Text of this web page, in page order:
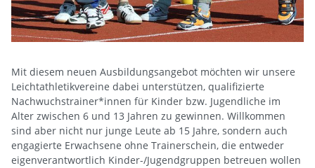
Mit diesem neuen Ausbildungsangebot möchten wir unsere
Leichtathletikvereine dabei unterstützen, qualifizierte
Nachwuchstrainer*innen für Kinder bzw. Jugendliche im
Alter zwischen 6 und 13 Jahren zu gewinnen. Willkommen
sind aber nicht nur junge Leute ab 15 Jahre, sondern auch
engagierte Erwachsene ohne Trainerschein, die entweder
eigenverantwortlich Kinder-/Jugendgruppen betreuen wollen